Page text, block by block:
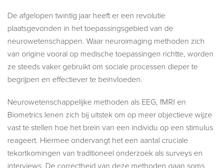
De afgelopen twintig jaar heeft er een revolutie
plaatsgevonden in het toepassingsgebied van de
neurowetenschappen. Waar neuroimaging methoden zich
van origine vooral op medische toepassingen richtte, worden
ze steeds vaker gebruikt om sociale processen dieper te
begrijpen en effectiever te beïnvloeden.
Neurowetenschappelijke methoden als EEG, fMRI en
Biometrics lenen zich bij uitstek om op meer objectieve wijze
vast te stellen hoe het brein van een individu op een stimulus
reageert. Hiermee ondervangt het een aantal cruciale
tekortkomingen van traditioneel onderzoek als surveys en